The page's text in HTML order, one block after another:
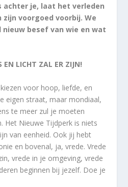
achter je, laat het verleden
voorgoed voorbij. We
besef van wie en wat
EN LICHT ZAL ER ZIJN!
voor hoop, liefde, en
eigen straat, maar mondiaal,
te meer zul je moeten
Het Nieuwe Tijdperk is niets
van eenheid. Ook jij hebt
en bovenal, ja, vrede. Vrede
vrede in je omgeving, vrede
beginnen bij jezelf. Doe je